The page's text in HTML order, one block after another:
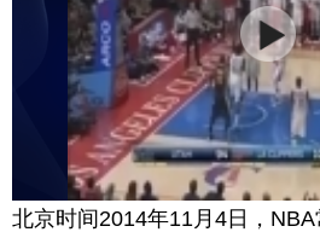
北京时间2014年11月4日，